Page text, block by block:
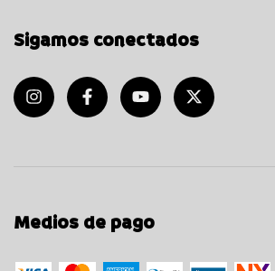
Sigamos conectados
Medios de pago